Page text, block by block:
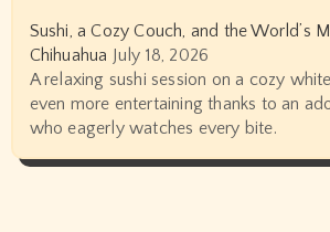
Sushi, a Cozy Couch, and the World’s
Chihuahua July 18, 2026
A relaxing sushi session on a cozy
even more entertaining thanks to an
who eagerly watches every bite.